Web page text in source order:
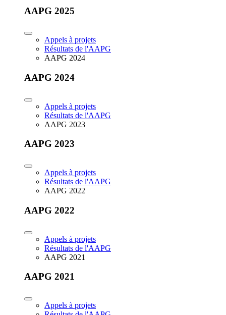
AAPG 2025
Appels à projets
Résultats de l'AAPG
AAPG 2024
AAPG 2024
Appels à projets
Résultats de l'AAPG
AAPG 2023
AAPG 2023
Appels à projets
Résultats de l'AAPG
AAPG 2022
AAPG 2022
Appels à projets
Résultats de l'AAPG
AAPG 2021
AAPG 2021
Appels à projets